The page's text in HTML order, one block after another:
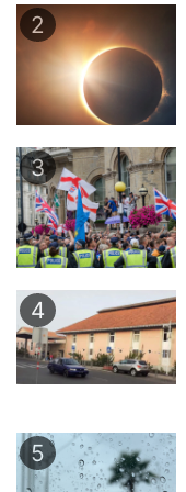
2
3
4
5